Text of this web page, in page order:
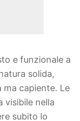
e funzionale a
solida,
capiente. Le
visibile nella
subito lo